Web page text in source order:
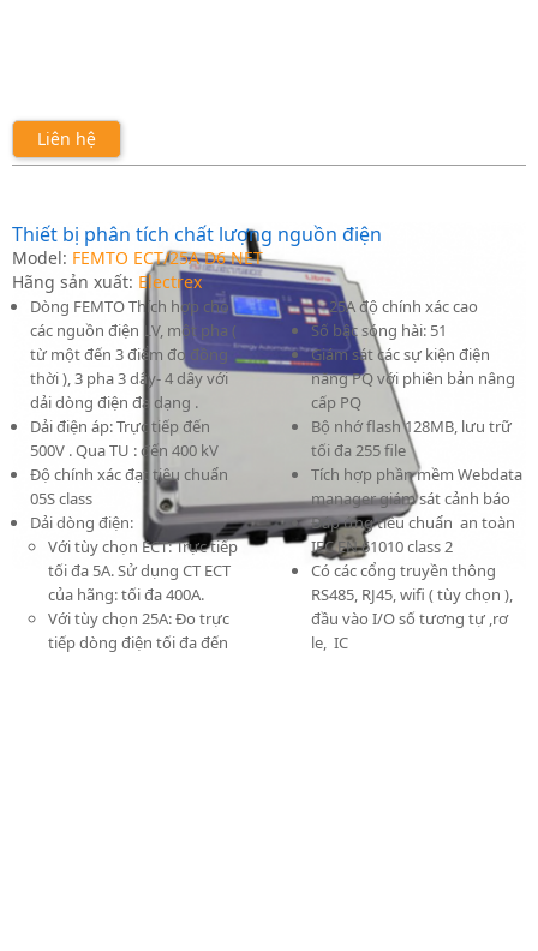
Liên hệ
Thiết bị phân tích chất lượng nguồn điện
Model: FEMTO ECT/25A D6 NET
Hãng sản xuất: Electrex
Dòng FEMTO Thích hợp cho
các nguồn điện LV, một pha (
từ một đến 3 điểm đo đồng
thời ), 3 pha 3 dây- 4 dây với
dải dòng điện đa dạng .
Dải điện áp: Trực tiếp đến
500V . Qua TU : đến 400 kV
Độ chính xác đạt tiêu chuẩn
05S class
Dải dòng điện:
Với tùy chọn ECT: Trực tiếp
tối đa 5A. Sử dụng CT ECT
của hãng: tối đa 400A.
Với tùy chọn 25A: Đo trực
tiếp dòng điện tối đa đến
25A độ chính xác cao
Số bậc sóng hài: 51
Giám sát các sự kiện điện
năng PQ với phiên bản nâng
cấp PQ
Bộ nhớ flash 128MB, lưu trữ
tối đa 255 file
Tích hợp phần mềm Webdata
manager giám sát cảnh báo
Đáp ứng tiêu chuẩn an toàn
IEC EN 61010 class 2
Có các cổng truyền thông
RS485, RJ45, wifi ( tùy chọn ),
đầu vào I/O số tương tự ,rơ
le, IC